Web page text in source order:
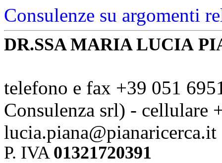
Consulenze su argomenti
DR.SSA MARIA LUCIA
telefono e fax +39 051
Consulenza srl) - cellulare
lucia.piana@pianaricerca.it
P. IVA 01321720391